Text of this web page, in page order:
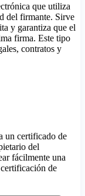
que utiliza
del firmante. Sirve
y garantiza que el
firma. Este tipo
contratos y
un certificado de
del
fácilmente una
de